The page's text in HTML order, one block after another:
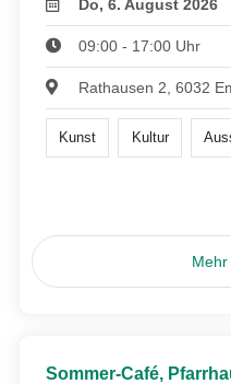
Do, 6. August 2026
09:00 - 17:00 Uhr
Rathausen 2, 6032
Kunst Kultur
Sommer-Café,